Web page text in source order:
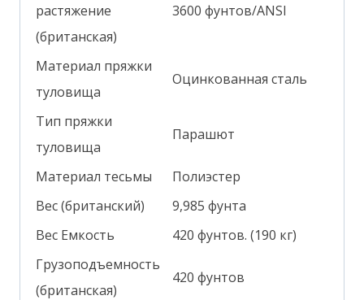
растяжение
(британская)
3600 фунтов/ANSI
Материал пряжки
туловища
Оцинкованная сталь
Тип пряжки
туловища
Парашют
Материал тесьмы
Полиэстер
Вес (британский)
9,985 фунта
Вес Емкость
420 фунтов. (190 кг)
Грузоподъемность
(британская)
420 фунтов